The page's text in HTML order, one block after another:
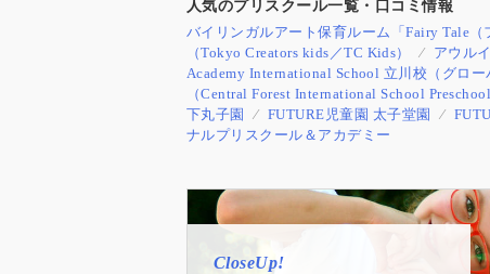
人気のプリスクール一覧・口コミ情報
バイリンガルアート保育ルーム「Fairy Tale（
（Tokyo Creators kids／TC Kids）
アウル
Academy International School 立川校（グロ
（Central Forest International School
下丸子園
FUTURE児童園 太子堂園
ナルプリスクール＆アカデミー
CloseUp!
CloseUp!
CloseUp!
CloseUp!
CloseUp!